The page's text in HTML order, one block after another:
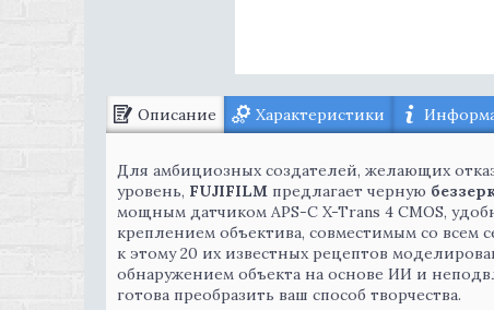
Описание Характеристики
Для амбициозных создателей, желающих
уровень, FUJIFILM предлагает черную
мощным датчиком APS-C X-Trans 4 CMOS,
креплением объектива, совместимым со всем
к этому 20 их известных рецептов
обнаружением объекта на основе ИИ и
готова преобразить ваш способ творчества.